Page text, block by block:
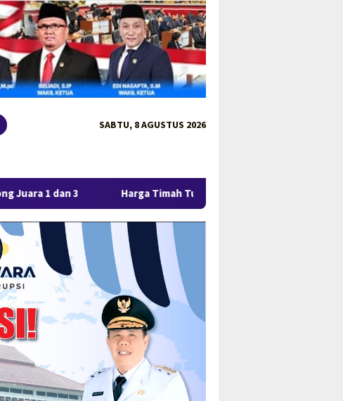
SABTU, 8 AGUSTUS 2026
Harga Timah Turun, Aktivitas Tambang di Kawasan Lindung